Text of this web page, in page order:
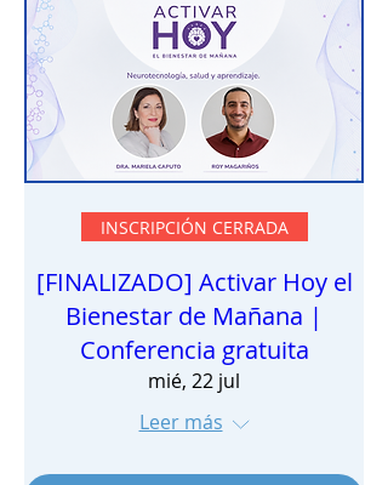
INSCRIPCIÓN CERRADA
[FINALIZADO] Activar Hoy el
Bienestar de Mañana |
Conferencia gratuita
mié, 22 jul
Leer más